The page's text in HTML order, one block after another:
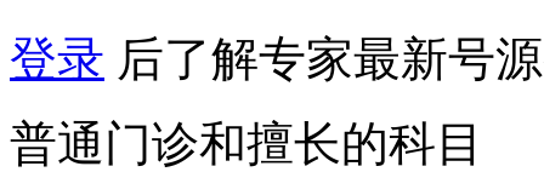
登录 后了解专家最新号
普通门诊和擅长的科目